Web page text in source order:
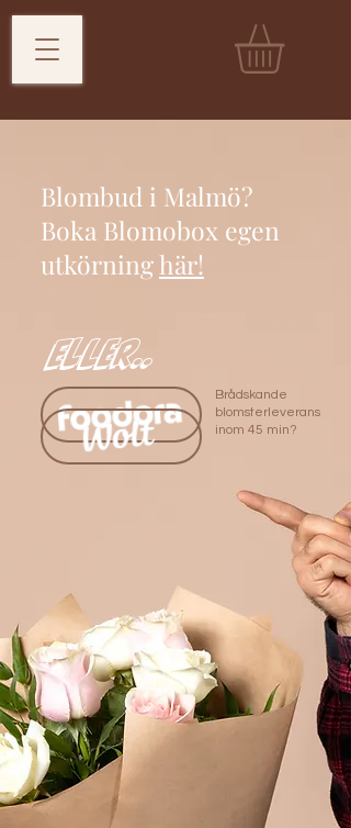
Blombud i Malmö?
Boka Blomobox egen
utkörninghär!
Eller..
Brådskande
blomsterleverans
inom 45 min?